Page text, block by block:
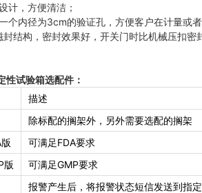
计，方便清洁；
个内径为3cm的验证孔，方便客户在计量或者
结构，密封效果好，开关门时比机械压扣密
试验箱选配件：
描述
除标配的搁架外，另外需要选配的搁架
可满足FDA要求
版
可满足GMP要求
报警产生后，将报警状态短信发送到指